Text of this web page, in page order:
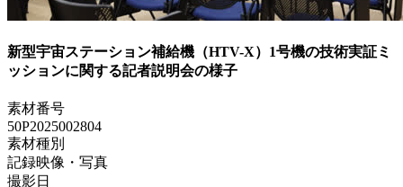
新型宇宙ステーション補給機（HTV-X）1号機の技術実証ミ
ッションに関する記者説明会の様子
素材番号
50P2025002804
素材種別
記録映像・写真
撮影日